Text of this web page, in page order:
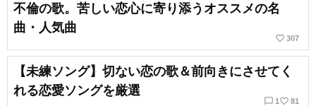
不倫の歌。苦しい恋心に寄り添うオススメの名
曲・人気曲
favorite_border 307
【未練ソング】切ない恋の歌＆前向きにさせてく
れる恋愛ソングを厳選
chat_bubble_outline 1 favorite_border 81